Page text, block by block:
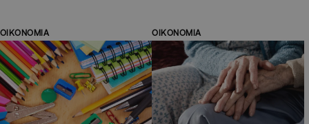
ΟΙΚΟΝΟΜΙΑ ΟΙΚΟΝΟΜΙΑ